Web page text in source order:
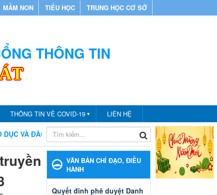
MẦM NON TIỂU HỌC TRUNG HỌC CƠ SỞ
THÔNG TIN
THÔNG TIN VỀ COVID-19 ▼ LIÊN HỆ
ĐÀO TẠO THÀNH PHỐ BẾN CÁT CHÀO MỪNG BẠN ĐẾN
VĂN BẢN CHỈ ĐẠO, ĐIỀU
HÀNH
Quyết đinh phê duyệt Danh